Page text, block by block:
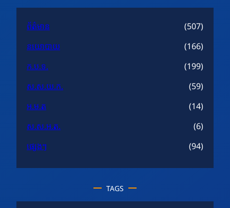
ព័ត៌មាន
(507)
នយោបាយ
(166)
ក.ប.ទ.
(199)
ស.ស.យ.ក.
(59)
អ.ម.ត
(14)
ស.ស.អ.ត.
(6)
ផ្សេងៗ
(94)
TAGS